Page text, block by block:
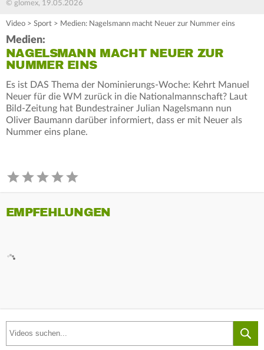
© glomex, 19.05.2026
Video > Sport > Medien: Nagelsmann macht Neuer zur Nummer eins
Medien:
NAGELSMANN MACHT NEUER ZUR
NUMMER EINS
Es ist DAS Thema der Nominierungs-Woche: Kehrt Manuel
Neuer für die WM zurück in die Nationalmannschaft? Laut
Bild-Zeitung hat Bundestrainer Julian Nagelsmann nun
Oliver Baumann darüber informiert, dass er mit Neuer als
Nummer eins plane.
EMPFEHLUNGEN